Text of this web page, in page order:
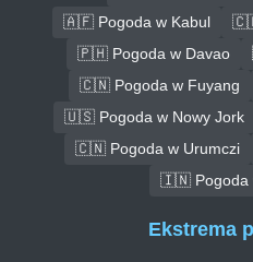
🇦🇫 Pogoda w Kabul
🇵🇭 Pogoda w Davao
🇨🇳 Pogoda w Fuyang
🇺🇸 Pogoda w Nowy Jork
🇨🇳 Pogoda w Urumczi
🇮🇳 Pogoda
Ekstrema